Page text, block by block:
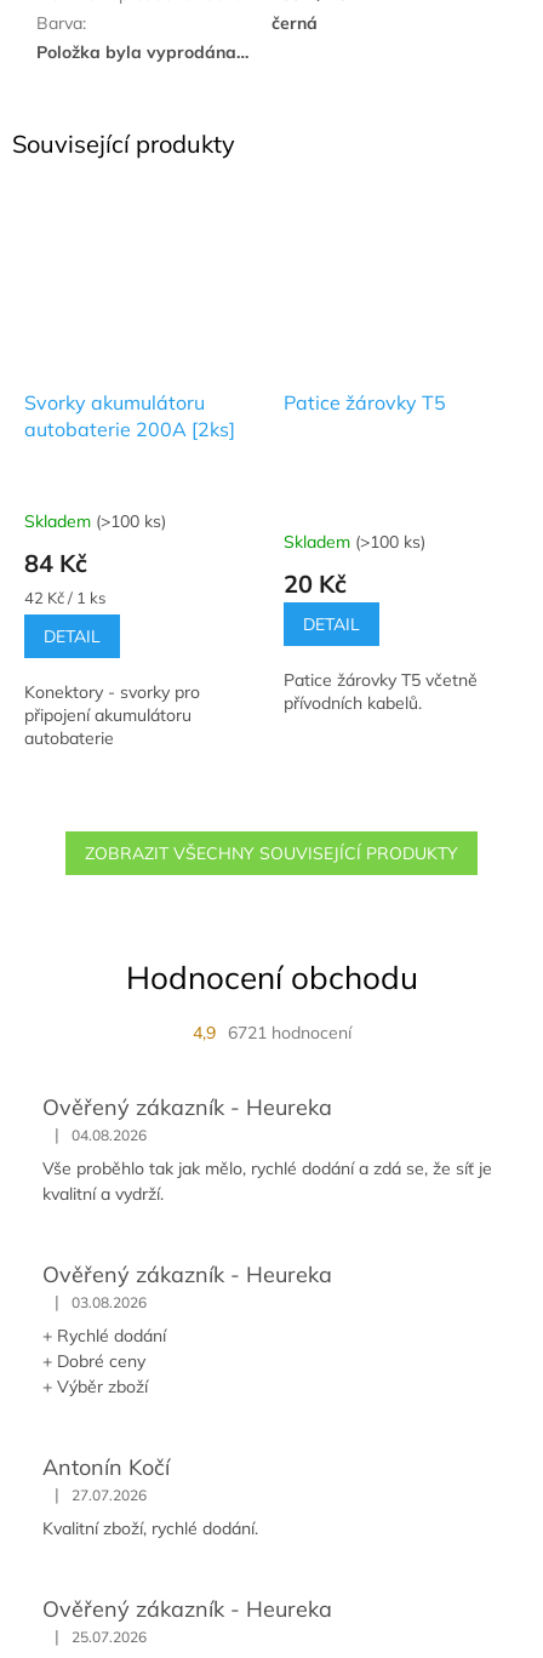
Související produkty
Svorky akumulátoru
autobaterie 200A [2ks]
Průměrné
hodnocení
produktu
je
5,0
5
hvězdiček.
Skladem (>100 ks)
84 Kč
Měrná
cena:
42 Kč / 1 ks
DETAIL
Konektory - svorky pro
připojení akumulátoru
autobaterie
Patice žárovky T5
Skladem (>100 ks)
20 Kč
DETAIL
Patice žárovky T5 včetně
přívodních kabelů.
ZOBRAZIT VŠECHNY SOUVISEJÍCÍ PRODUKTY
Barva:
černá
Položka byla vyprodána…
Hodnocení obchodu
4,9 6721 hodnocení
Ověřený zákazník - Heureka
| 04.08.2026
Vše proběhlo tak jak mělo, rychlé dodání a zdá se, že síť je
kvalitní a vydrží.
Ověřený zákazník - Heureka
| 03.08.2026
+ Rychlé dodání
+ Dobré ceny
+ Výběr zboží
Antonín Kočí
| 27.07.2026
Kvalitní zboží, rychlé dodání.
Ověřený zákazník - Heureka
| 25.07.2026